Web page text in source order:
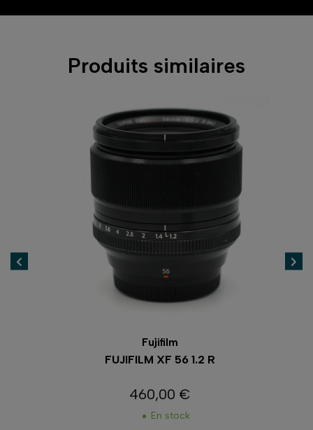
Produits similaires
Fujifilm
FUJIFILM XF 56 1.2 R
Prix
460,00 €
En stock